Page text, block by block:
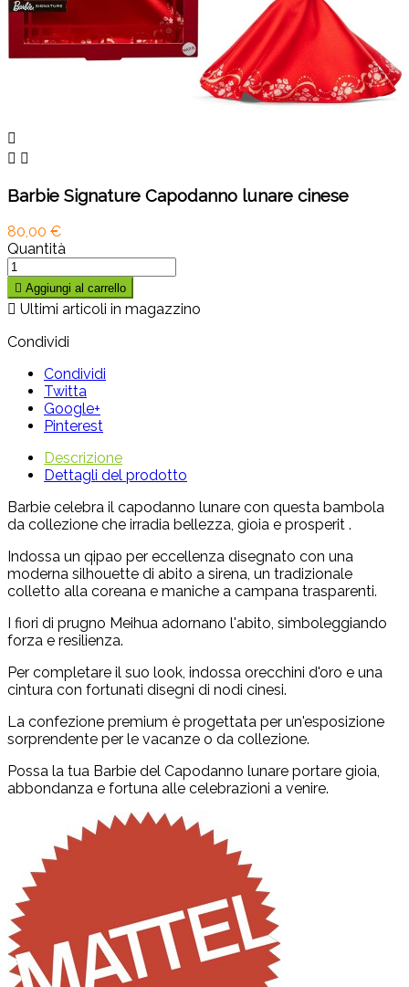

 
Barbie Signature Capodanno lunare cinese
80,00 €
Quantità
 Aggiungi al carrello
 Ultimi articoli in magazzino
Condividi
Condividi
Twitta
Google+
Pinterest
Descrizione
Dettagli del prodotto
Barbie celebra il capodanno lunare con questa bambola
da collezione che irradia bellezza, gioia e prosperit .
Indossa un qipao per eccellenza disegnato con una
moderna silhouette di abito a sirena, un tradizionale
colletto alla coreana e maniche a campana trasparenti.
I fiori di prugno Meihua adornano l'abito, simboleggiando
forza e resilienza.
Per completare il suo look, indossa orecchini d'oro e una
cintura con fortunati disegni di nodi cinesi.
La confezione premium è progettata per un'esposizione
sorprendente per le vacanze o da collezione.
Possa la tua Barbie del Capodanno lunare portare gioia,
abbondanza e fortuna alle celebrazioni a venire.